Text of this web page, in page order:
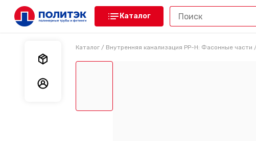
Каталог
Каталог / Внутренняя канализация PP-H: Фасонные части